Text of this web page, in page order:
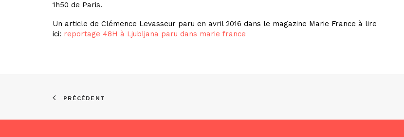
1h50 de Paris.
Un article de Clémence Levasseur paru en avril 2016 dans le magazine Marie France à lire
ici: reportage 48H à Ljubljana paru dans marie france
PRÉCÉDENT